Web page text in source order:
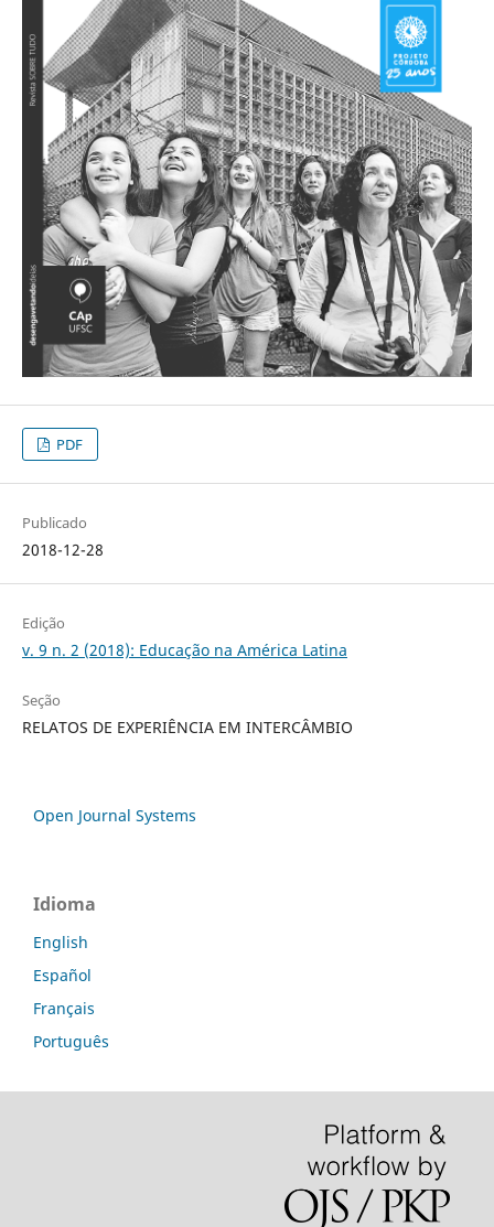
PDF
Publicado
2018-12-28
Edição
v. 9 n. 2 (2018): Educação na América Latina
Seção
RELATOS DE EXPERIÊNCIA EM INTERCÂMBIO
Open Journal Systems
Idioma
English
Español
Français
Português